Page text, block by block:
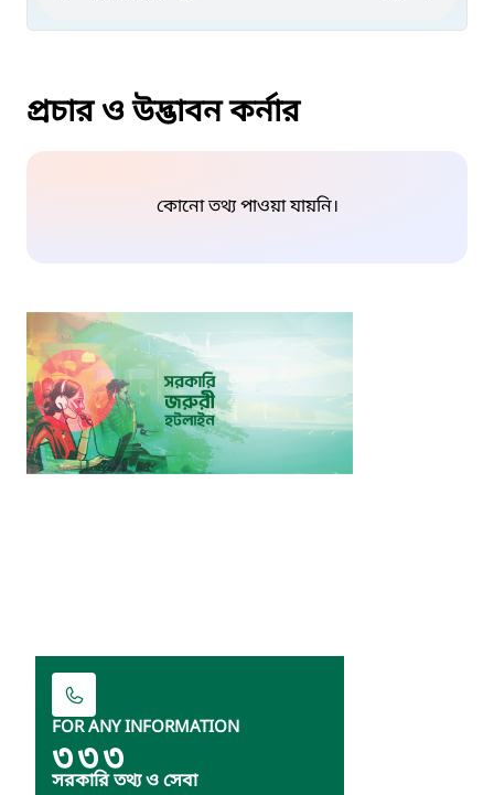
প্রচার ও উদ্ভাবন কর্নার
কোনো তথ্য পাওয়া যায়নি।
FOR ANY INFORMATION
৩৩৩
সরকারি তথ্য ও সেবা